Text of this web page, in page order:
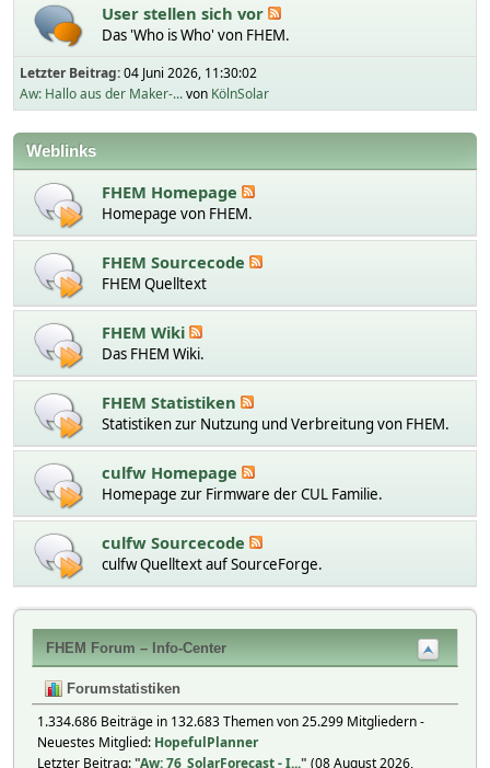
User stellen sich vor
Das 'Who is Who' von FHEM.
Letzter Beitrag:04 Juni 2026, 11:30:02
Aw: Hallo aus der Maker-...von KölnSolar
Weblinks
FHEM Homepage
Homepage von FHEM.
FHEM Sourcecode
FHEM Quelltext
FHEM Wiki
Das FHEM Wiki.
FHEM Statistiken
Statistiken zur Nutzung und Verbreitung von FHEM.
culfw Homepage
Homepage zur Firmware der CUL Familie.
culfw Sourcecode
culfw Quelltext auf SourceForge.
FHEM Forum – Info-Center
Forumstatistiken
1.334.686 Beiträge in 132.683 Themen von 25.299 Mitgliedern -
Neuestes Mitglied: HopefulPlanner
Letzter Beitrag:"Aw: 76_SolarForecast - I..." (08 August 2026,